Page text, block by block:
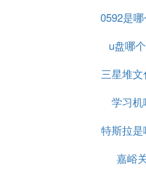
0592是
u盘哪
三星堆
学习
特斯拉
嘉峪